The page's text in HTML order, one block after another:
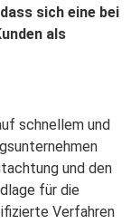
sich eine bei
als
schnellem und
und den
für die
Verfahren